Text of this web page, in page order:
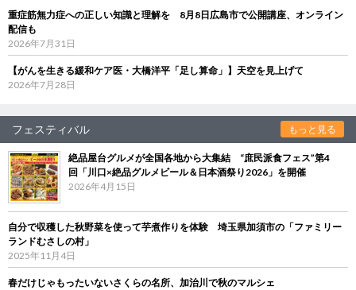
重症筋無力症への正しい知識と理解を 8月8日広島市で公開講座、オンライン
配信も
2026年7月31日
【がんを生きる緩和ケア医・大橋洋平「足し算命」】天空を見上げて
2026年7月28日
フェスティバル もっと見る
絶品屋台グルメが全国各地から大集結 “庶民派食フェス”第4
回「川口×絶品グルメビール＆日本酒祭り2026」を開催
2026年4月15日
自分で収穫した秋野菜を使って芋煮作りを体験 埼玉県加須市の「ファミリー
ランドむさしの村」
2025年11月4日
春だけじゃもったいないさくらの名所、加治川で秋のマルシェ